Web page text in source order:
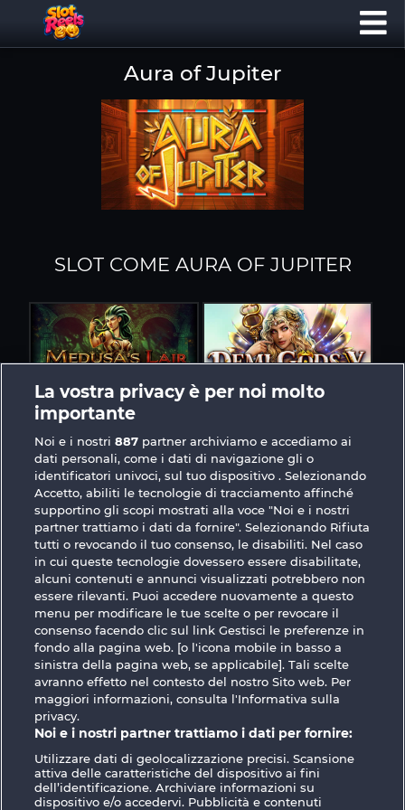
Aura of Jupiter
SLOT COME AURA OF JUPITER
Medusa's Lair
The Guardian God: Heimdall's Horn Gates Of Ishtar
Termini e condizioni
Informativa sulla privacy Note legali
Società FAQ Facebook
Invia richiesta di recesso
La vostra privacy è per noi molto
importante
Noi e i nostri887 partner archiviamo e accediamo ai
dati personali, come i dati di navigazione gli o
identificatori univoci, sul tuo dispositivo . Selezionando
Accetto, abiliti le tecnologie di tracciamento affinché
supportino gli scopi mostrati alla voce "Noi e i nostri
partner trattiamo i dati da fornire". Selezionando Rifiuta
tutti o revocando il tuo consenso, le disabiliti. Nel caso
in cui queste tecnologie dovessero essere disabilitate,
alcuni contenuti e annunci visualizzati potrebbero non
essere rilevanti. Puoi accedere nuovamente a questo
menu per modificare le tue scelte o per revocare il
consenso facendo clic sul link Gestisci le preferenze in
fondo alla pagina web. [o l'icona mobile in basso a
sinistra della pagina web, se applicabile]. Tali scelte
avranno effetto nel contesto del nostro Sito web. Per
maggiori informazioni, consulta l'Informativa sulla
privacy.
Noi e i nostri partner trattiamo i dati per fornire:
Utilizzare dati di geolocalizzazione precisi. Scansione
attiva delle caratteristiche del dispositivo ai fini
dell’identificazione. Archiviare informazioni su
dispositivo e/o accedervi. Pubblicità e contenuti